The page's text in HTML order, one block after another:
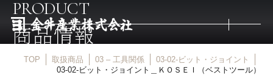
PRODUCT
商品情報
TOP 取扱商品 03 – 工具関係
03-02-ビット・ジョイント
03-02-ビット・ジョイント＿ＫＯＳＥＩ（ベストツール）